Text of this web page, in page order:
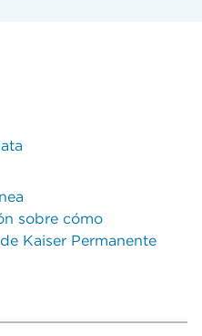
sobre cómo
Kaiser Permanente